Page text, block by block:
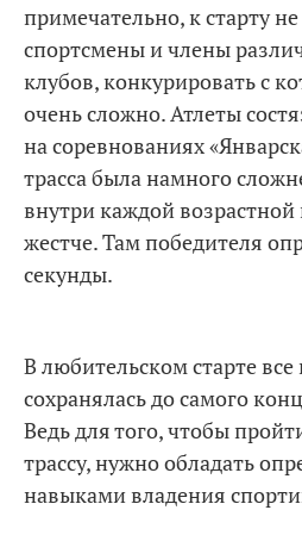
примечательно, к старту
спортсмены и члены
клубов, конкурировать с
очень сложно. Атлеты
на соревнованиях
трасса была намного
внутри каждой
жестче. Там победителя
секунды.
В любительском старте все
сохранялась до самого
Ведь для того, чтобы
трассу, нужно обладать
навыками владения